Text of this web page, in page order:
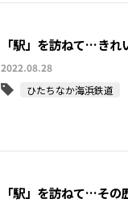
「駅」を訪ねて…きれ
2022.08.28
ひたちなか海浜鉄道
「駅」を訪ねて…そ